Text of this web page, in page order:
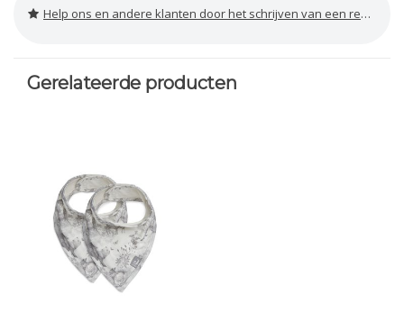
Help ons en andere klanten door het schrijven van een review
Gerelateerde producten